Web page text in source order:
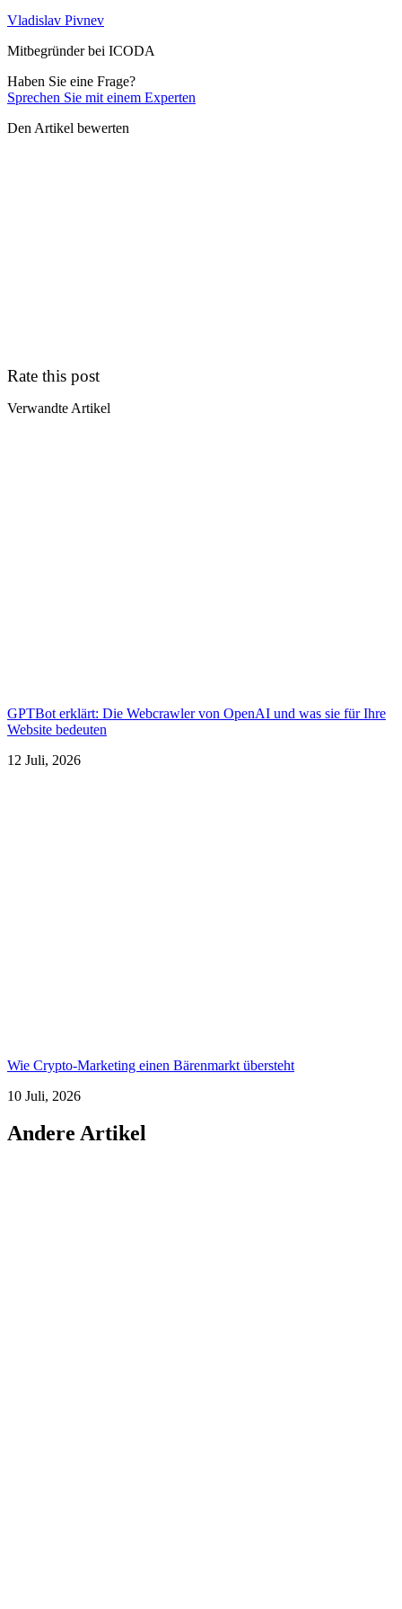
Vladislav Pivnev
Mitbegründer bei ICODA
Haben Sie eine Frage?
Sprechen Sie mit einem Experten
Den Artikel bewerten
Rate this post
Verwandte Artikel
GPTBot erklärt: Die Webcrawler von OpenAI und was sie für Ihre
Website bedeuten
12 Juli, 2026
Wie Crypto-Marketing einen Bärenmarkt übersteht
10 Juli, 2026
Andere Artikel